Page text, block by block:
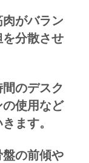
がバラン
分散させ
のデスク
使用など
ます。
の前傾や